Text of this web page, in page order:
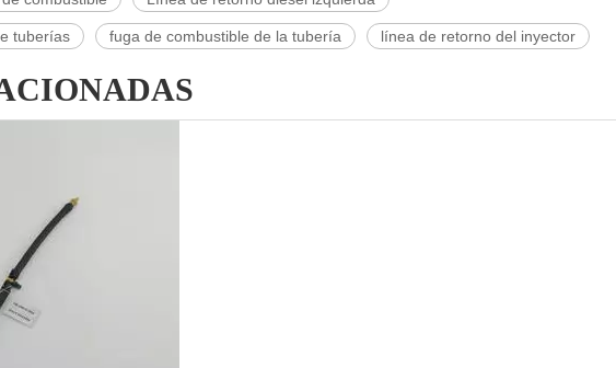
tuberías fuga de combustible de la tubería línea de retorno del inyector